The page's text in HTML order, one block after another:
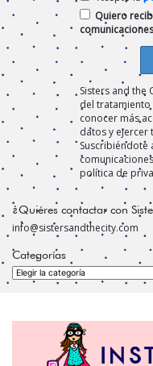
Quiero
Sisters and the
del tratamiento
conocer más
datos y ejercer
Suscribiéndote
política de
¿Quiéres contactar con
info@sistersandthecity.com
Categorías
Categorías